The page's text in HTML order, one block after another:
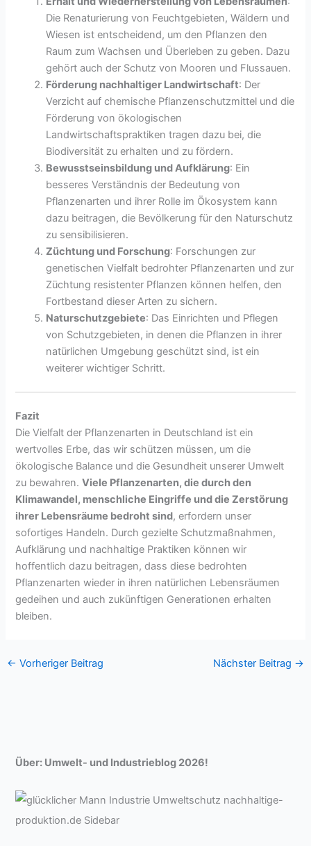
Die Renaturierung von Feuchtgebieten, Wäldern und
Wiesen ist entscheidend, um den Pflanzen den
Raum zum Wachsen und Überleben zu geben. Dazu
gehört auch der Schutz von Mooren und Flussauen.
Förderung nachhaltiger Landwirtschaft: Der
Verzicht auf chemische Pflanzenschutzmittel und die
Förderung von ökologischen
Landwirtschaftspraktiken tragen dazu bei, die
Biodiversität zu erhalten und zu fördern.
Bewusstseinsbildung und Aufklärung: Ein
besseres Verständnis der Bedeutung von
Pflanzenarten und ihrer Rolle im Ökosystem kann
dazu beitragen, die Bevölkerung für den Naturschutz
zu sensibilisieren.
Züchtung und Forschung: Forschungen zur
genetischen Vielfalt bedrohter Pflanzenarten und zur
Züchtung resistenter Pflanzen können helfen, den
Fortbestand dieser Arten zu sichern.
Naturschutzgebiete: Das Einrichten und Pflegen
von Schutzgebieten, in denen die Pflanzen in ihrer
natürlichen Umgebung geschützt sind, ist ein
weiterer wichtiger Schritt.
Fazit
Die Vielfalt der Pflanzenarten in Deutschland ist ein
wertvolles Erbe, das wir schützen müssen, um die
ökologische Balance und die Gesundheit unserer Umwelt
zu bewahren.Viele Pflanzenarten, die durch den
Klimawandel, menschliche Eingriffe und die Zerstörung
ihrer Lebensräume bedroht sind, erfordern unser
sofortiges Handeln. Durch gezielte Schutzmaßnahmen,
Aufklärung und nachhaltige Praktiken können wir
hoffentlich dazu beitragen, dass diese bedrohten
Pflanzenarten wieder in ihren natürlichen Lebensräumen
gedeihen und auch zukünftigen Generationen erhalten
bleiben.
← Vorheriger Beitrag Nächster Beitrag →
Über: Umwelt- und Industrieblog 2026!